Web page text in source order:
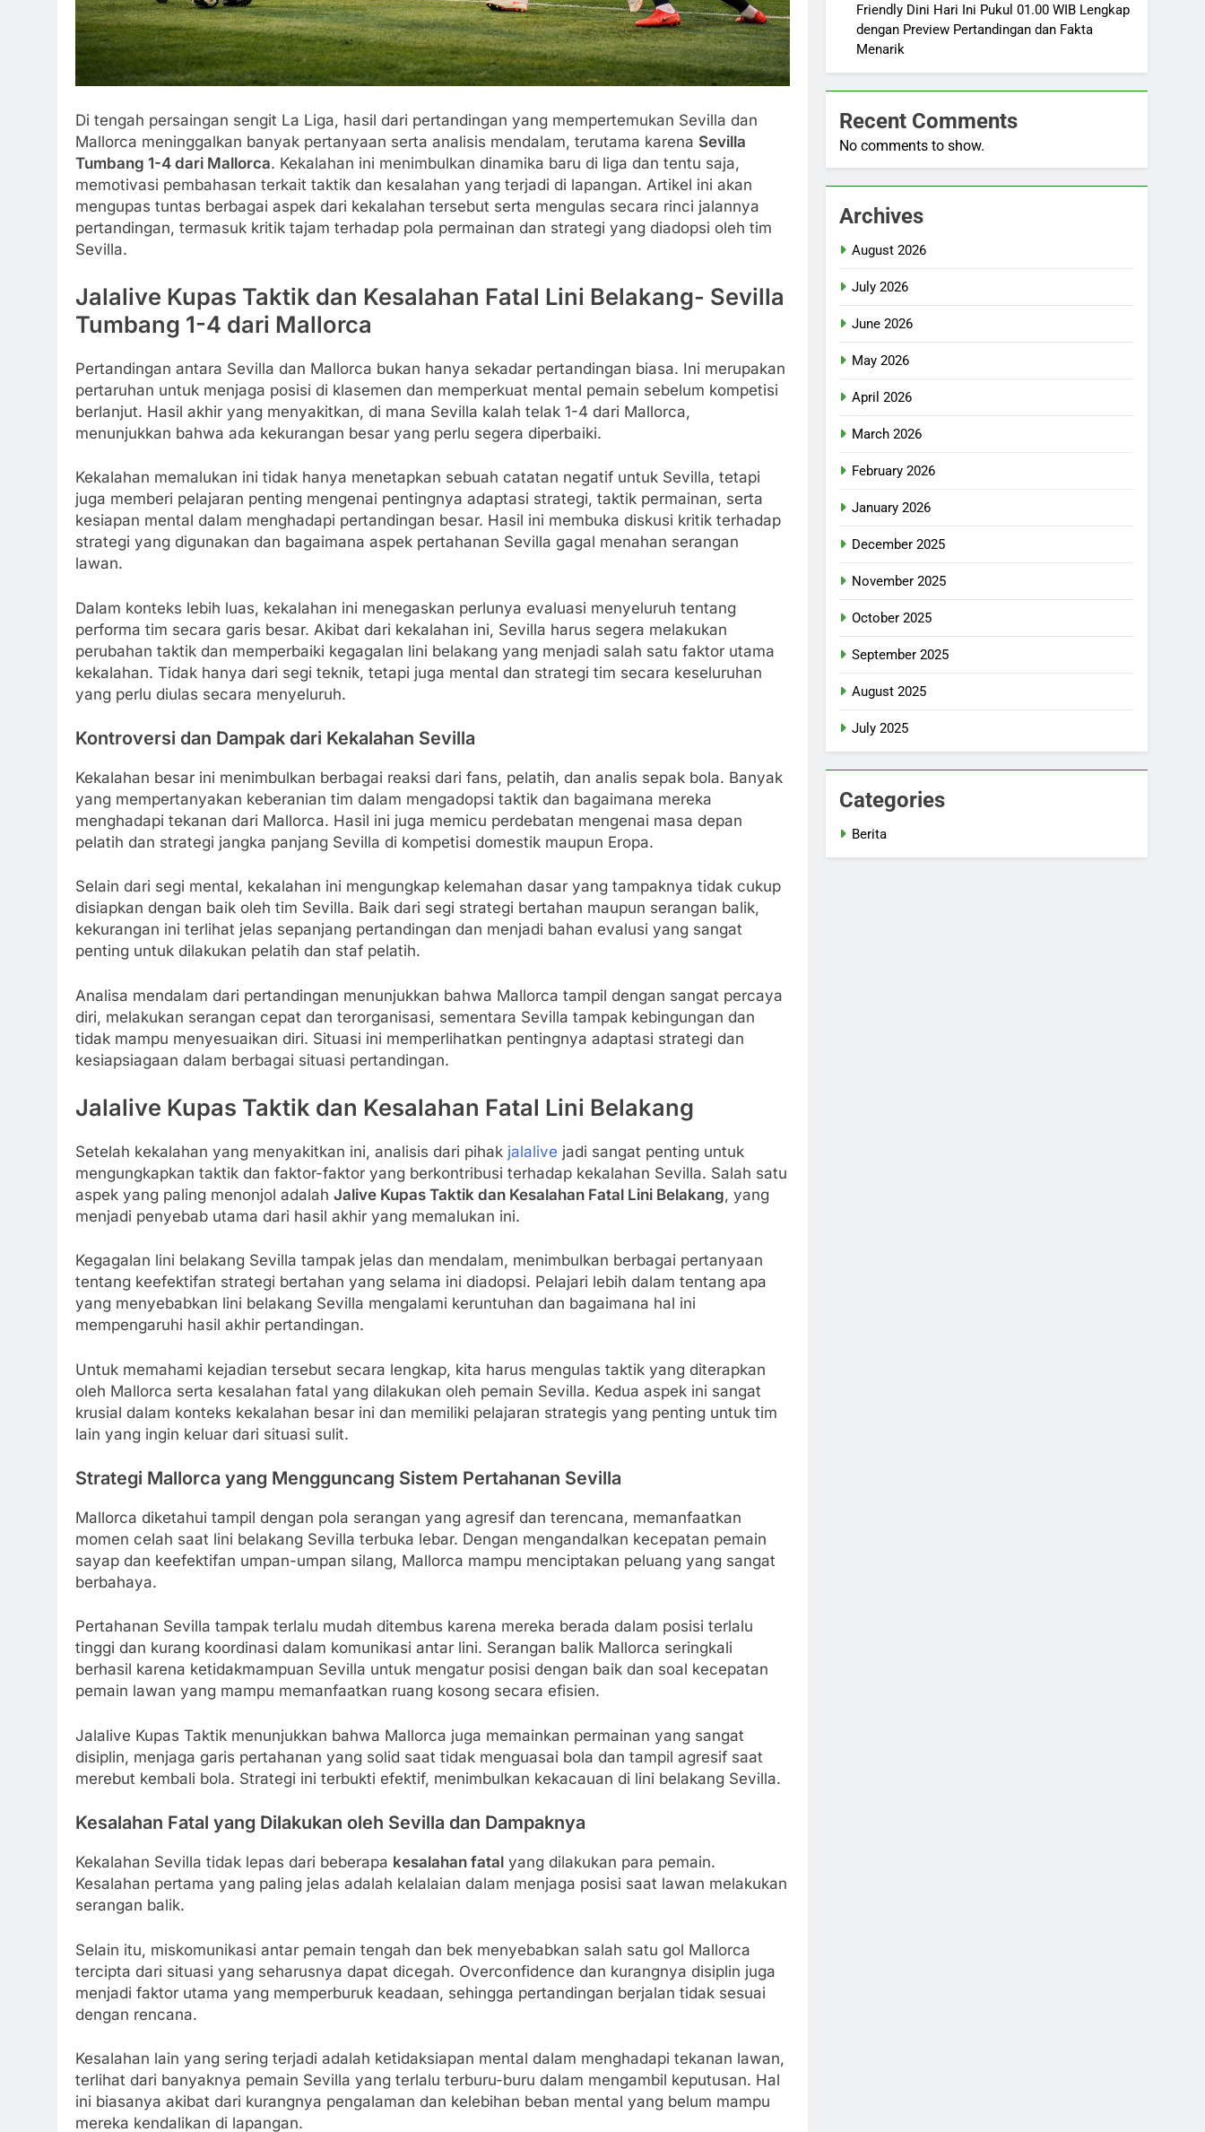
Di tengah persaingan sengit La Liga, hasil dari pertandingan yang mempertemukan Sevilla dan
Mallorca meninggalkan banyak pertanyaan serta analisis mendalam, terutama karena Sevilla
Tumbang 1-4 dari Mallorca. Kekalahan ini menimbulkan dinamika baru di liga dan tentu saja,
memotivasi pembahasan terkait taktik dan kesalahan yang terjadi di lapangan. Artikel ini akan
mengupas tuntas berbagai aspek dari kekalahan tersebut serta mengulas secara rinci jalannya
pertandingan, termasuk kritik tajam terhadap pola permainan dan strategi yang diadopsi oleh tim
Sevilla.
Jalalive Kupas Taktik dan Kesalahan Fatal Lini Belakang- Sevilla
Tumbang 1-4 dari Mallorca
Pertandingan antara Sevilla dan Mallorca bukan hanya sekadar pertandingan biasa. Ini merupakan
pertaruhan untuk menjaga posisi di klasemen dan memperkuat mental pemain sebelum kompetisi
berlanjut. Hasil akhir yang menyakitkan, di mana Sevilla kalah telak 1-4 dari Mallorca,
menunjukkan bahwa ada kekurangan besar yang perlu segera diperbaiki.
Kekalahan memalukan ini tidak hanya menetapkan sebuah catatan negatif untuk Sevilla, tetapi
juga memberi pelajaran penting mengenai pentingnya adaptasi strategi, taktik permainan, serta
kesiapan mental dalam menghadapi pertandingan besar. Hasil ini membuka diskusi kritik terhadap
strategi yang digunakan dan bagaimana aspek pertahanan Sevilla gagal menahan serangan
lawan.
Dalam konteks lebih luas, kekalahan ini menegaskan perlunya evaluasi menyeluruh tentang
performa tim secara garis besar. Akibat dari kekalahan ini, Sevilla harus segera melakukan
perubahan taktik dan memperbaiki kegagalan lini belakang yang menjadi salah satu faktor utama
kekalahan. Tidak hanya dari segi teknik, tetapi juga mental dan strategi tim secara keseluruhan
yang perlu diulas secara menyeluruh.
Kontroversi dan Dampak dari Kekalahan Sevilla
Kekalahan besar ini menimbulkan berbagai reaksi dari fans, pelatih, dan analis sepak bola. Banyak
yang mempertanyakan keberanian tim dalam mengadopsi taktik dan bagaimana mereka
menghadapi tekanan dari Mallorca. Hasil ini juga memicu perdebatan mengenai masa depan
pelatih dan strategi jangka panjang Sevilla di kompetisi domestik maupun Eropa.
Selain dari segi mental, kekalahan ini mengungkap kelemahan dasar yang tampaknya tidak cukup
disiapkan dengan baik oleh tim Sevilla. Baik dari segi strategi bertahan maupun serangan balik,
kekurangan ini terlihat jelas sepanjang pertandingan dan menjadi bahan evalusi yang sangat
penting untuk dilakukan pelatih dan staf pelatih.
Analisa mendalam dari pertandingan menunjukkan bahwa Mallorca tampil dengan sangat percaya
diri, melakukan serangan cepat dan terorganisasi, sementara Sevilla tampak kebingungan dan
tidak mampu menyesuaikan diri. Situasi ini memperlihatkan pentingnya adaptasi strategi dan
kesiapsiagaan dalam berbagai situasi pertandingan.
Jalalive Kupas Taktik dan Kesalahan Fatal Lini Belakang
Setelah kekalahan yang menyakitkan ini, analisis dari pihak jalalive jadi sangat penting untuk
mengungkapkan taktik dan faktor-faktor yang berkontribusi terhadap kekalahan Sevilla. Salah satu
aspek yang paling menonjol adalah Jalive Kupas Taktik dan Kesalahan Fatal Lini Belakang, yang
menjadi penyebab utama dari hasil akhir yang memalukan ini.
Kegagalan lini belakang Sevilla tampak jelas dan mendalam, menimbulkan berbagai pertanyaan
tentang keefektifan strategi bertahan yang selama ini diadopsi. Pelajari lebih dalam tentang apa
yang menyebabkan lini belakang Sevilla mengalami keruntuhan dan bagaimana hal ini
mempengaruhi hasil akhir pertandingan.
Untuk memahami kejadian tersebut secara lengkap, kita harus mengulas taktik yang diterapkan
oleh Mallorca serta kesalahan fatal yang dilakukan oleh pemain Sevilla. Kedua aspek ini sangat
krusial dalam konteks kekalahan besar ini dan memiliki pelajaran strategis yang penting untuk tim
lain yang ingin keluar dari situasi sulit.
Strategi Mallorca yang Mengguncang Sistem Pertahanan Sevilla
Mallorca diketahui tampil dengan pola serangan yang agresif dan terencana, memanfaatkan
momen celah saat lini belakang Sevilla terbuka lebar. Dengan mengandalkan kecepatan pemain
sayap dan keefektifan umpan-umpan silang, Mallorca mampu menciptakan peluang yang sangat
berbahaya.
Pertahanan Sevilla tampak terlalu mudah ditembus karena mereka berada dalam posisi terlalu
tinggi dan kurang koordinasi dalam komunikasi antar lini. Serangan balik Mallorca seringkali
berhasil karena ketidakmampuan Sevilla untuk mengatur posisi dengan baik dan soal kecepatan
pemain lawan yang mampu memanfaatkan ruang kosong secara efisien.
Jalalive Kupas Taktik menunjukkan bahwa Mallorca juga memainkan permainan yang sangat
disiplin, menjaga garis pertahanan yang solid saat tidak menguasai bola dan tampil agresif saat
merebut kembali bola. Strategi ini terbukti efektif, menimbulkan kekacauan di lini belakang Sevilla.
Kesalahan Fatal yang Dilakukan oleh Sevilla dan Dampaknya
Kekalahan Sevilla tidak lepas dari beberapa kesalahan fatal yang dilakukan para pemain.
Kesalahan pertama yang paling jelas adalah kelalaian dalam menjaga posisi saat lawan melakukan
serangan balik.
Selain itu, miskomunikasi antar pemain tengah dan bek menyebabkan salah satu gol Mallorca
tercipta dari situasi yang seharusnya dapat dicegah. Overconfidence dan kurangnya disiplin juga
menjadi faktor utama yang memperburuk keadaan, sehingga pertandingan berjalan tidak sesuai
dengan rencana.
Kesalahan lain yang sering terjadi adalah ketidaksiapan mental dalam menghadapi tekanan lawan,
terlihat dari banyaknya pemain Sevilla yang terlalu terburu-buru dalam mengambil keputusan. Hal
ini biasanya akibat dari kurangnya pengalaman dan kelebihan beban mental yang belum mampu
mereka kendalikan di lapangan.
Friendly Dini Hari Ini Pukul 01.00 WIB Lengkap
dengan Preview Pertandingan dan Fakta
Menarik
Recent Comments
No comments to show.
Archives
August 2026
July 2026
June 2026
May 2026
April 2026
March 2026
February 2026
January 2026
December 2025
November 2025
October 2025
September 2025
August 2025
July 2025
Categories
Berita